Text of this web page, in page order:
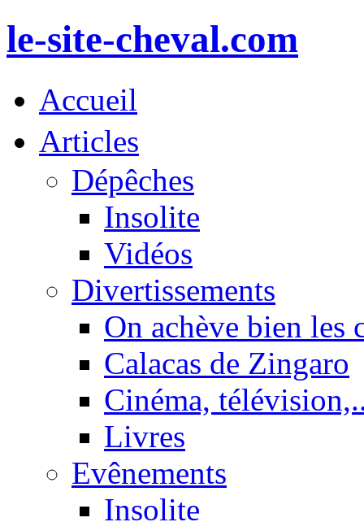
le-site-cheval.com
Accueil
Articles
Dépêches
Insolite
Vidéos
Divertissements
On achève bien les
Calacas de Zingaro
Cinéma,
Livres
Evênements
Insolite